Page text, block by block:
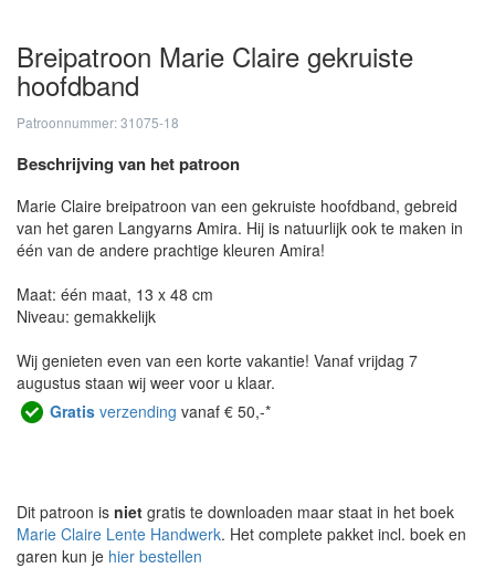
Breipatroon Marie Claire gekruiste
hoofdband
Patroonnummer: 31075-18
Beschrijving van het patroon
Marie Claire breipatroon van een gekruiste hoofdband, gebreid
van het garen Langyarns Amira. Hij is natuurlijk ook te maken in
één van de andere prachtige kleuren Amira!
Maat: één maat, 13 x 48 cm
Niveau: gemakkelijk
Wij genieten even van een korte vakantie! Vanaf vrijdag 7
augustus staan wij weer voor u klaar.
Gratis verzending vanaf € 50,-*
Dit patroon is niet gratis te downloaden maar staat in het boek
Marie Claire Lente Handwerk. Het complete pakket incl. boek en
garen kun je hier bestellen